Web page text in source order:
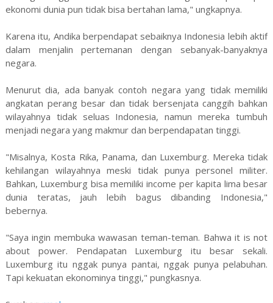
ekonomi dunia pun tidak bisa bertahan lama," ungkapnya.
Karena itu, Andika berpendapat sebaiknya Indonesia lebih aktif
dalam menjalin pertemanan dengan sebanyak-banyaknya
negara.
Menurut dia, ada banyak contoh negara yang tidak memiliki
angkatan perang besar dan tidak bersenjata canggih bahkan
wilayahnya tidak seluas Indonesia, namun mereka tumbuh
menjadi negara yang makmur dan berpendapatan tinggi.
"Misalnya, Kosta Rika, Panama, dan Luxemburg. Mereka tidak
kehilangan wilayahnya meski tidak punya personel militer.
Bahkan, Luxemburg bisa memiliki income per kapita lima besar
dunia teratas, jauh lebih bagus dibanding Indonesia,"
bebernya.
"Saya ingin membuka wawasan teman-teman. Bahwa it is not
about power. Pendapatan Luxemburg itu besar sekali.
Luxemburg itu nggak punya pantai, nggak punya pelabuhan.
Tapi kekuatan ekonominya tinggi," pungkasnya.